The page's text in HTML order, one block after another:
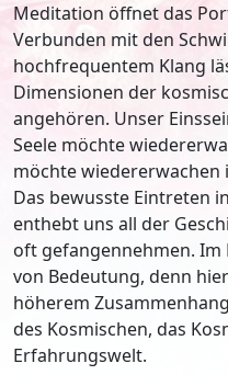
Meditation öffnet das
Verbunden mit den
hochfrequentem Klang
Dimensionen der
angehören. Unser
Seele möchte
möchte wiedererwachen
Das bewusste Eintreten
enthebt uns all der
oft gefangennehmen. Im
von Bedeutung, denn
höherem
des Kosmischen, das
Erfahrungswelt.